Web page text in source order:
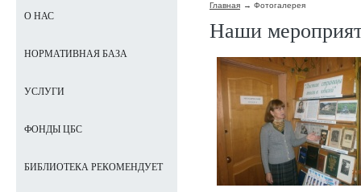
Главная Фотогалерея
Наши
О НАС
НОРМАТИВНАЯ БАЗА
УСЛУГИ
ФОНДЫ ЦБС
БИБЛИОТЕКА РЕКОМЕНДУЕТ